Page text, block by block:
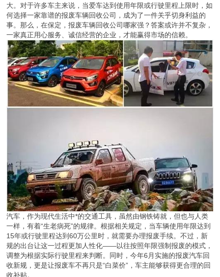
大。对于许多车主来说，当爱车达到使用年限或行驶里程上限时，如
何选择一家靠谱的报废车辆回收公司，成为了一件关乎切身利益的
事。那么，在保定，报废车辆回收公司哪家强？答案或许并不复杂，
一家真正用心服务、诚信经营的企业，才能赢得市场的信赖。
汽车，作为现代生活中*的交通工具，虽然由钢铁铸就，但也与人类
一样，有着“生老病死”的规律。根据相关规定，当车辆使用年限达到
15年或行驶里程达到60万公里时，就需要办理报废手续。不过，新
规的出台让这一过程更加人性化——以往按照年限强制报废的模式，
调整为根据实际行驶里程来判断。同时，今年6月实施的报废汽车回
收新规，更是让报废车不再只是“白菜价”，车主能够获得更合理的回
收补贴。